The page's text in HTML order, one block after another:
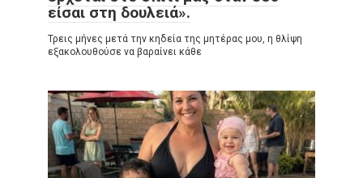
είσαι στη δουλειά».
Τρεις μήνες μετά την κηδεία της μητέρας μου, η θλίψη
εξακολουθούσε να βαραίνει κάθε